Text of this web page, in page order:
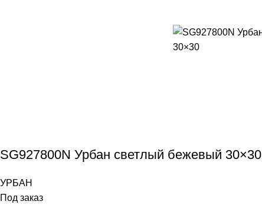
SG927800N Урбан светлый бежевый 30×30
УРБАН
Под заказ